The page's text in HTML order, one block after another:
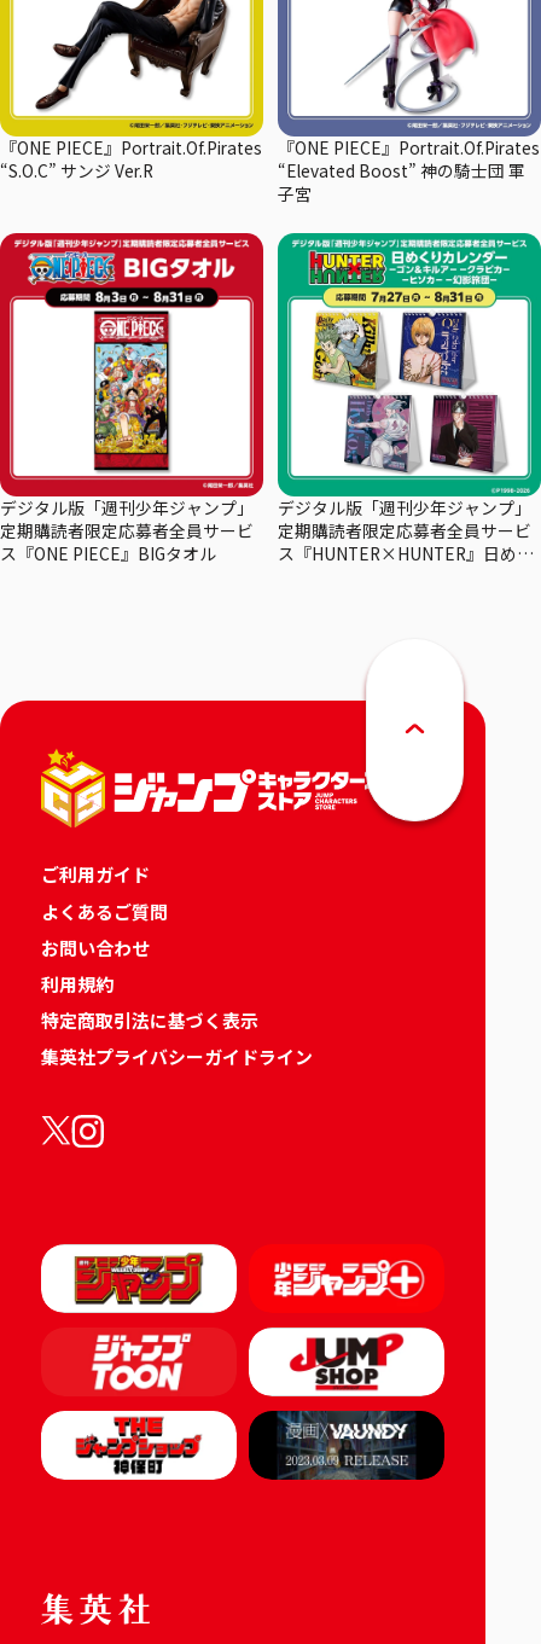
『ONE PIECE』Portrait.Of.Pirates
“S.O.C” サンジ Ver.R
『ONE PIECE』Portrait.Of.Pirates
“Elevated Boost” 神の騎士団 軍
子宮
デジタル版「週刊少年ジャンプ」
定期購読者限定応募者全員サービ
ス『ONE PIECE』BIGタオル
デジタル版「週刊少年ジャンプ」
定期購読者限定応募者全員サービ
ス『HUNTER×HUNTER』日めく
ご利用ガイド
よくあるご質問
お問い合わせ
利用規約
特定商取引法に基づく表示
集英社プライバシーガイドライン